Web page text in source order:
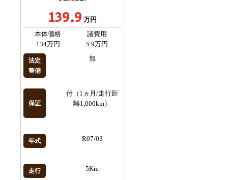
139.9 万円
本体価格
134万円
諸費用
5.9万円
法定
整備
無
保証
付（1ヵ月/走行距
離1,000km）
年式 R07/03
走行 5Km